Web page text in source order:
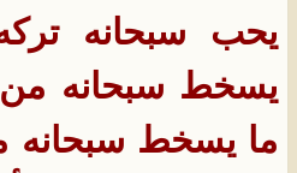
يحب سبحانه
يسخط سبحانه من
ما يسخط سبحانه